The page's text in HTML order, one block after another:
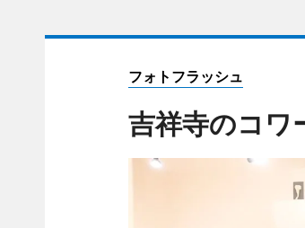
フォトフラッシュ
吉祥寺のコワ